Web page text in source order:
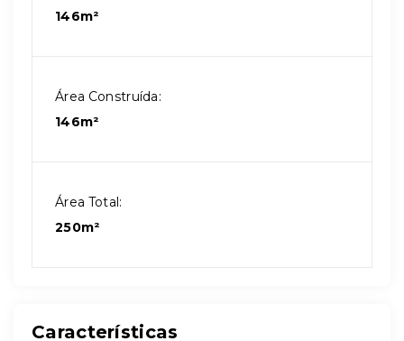
146m²
Área Construída:
146m²
Área Total:
250m²
Características